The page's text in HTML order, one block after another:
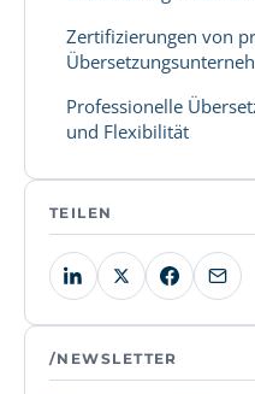
Zertifizierungen von
Professionelle
und Flexibilität
TEILEN
/NEWSLETTER